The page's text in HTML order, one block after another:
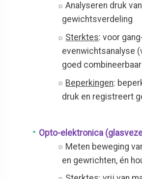
Analyseren druk
gewichtsverdeling
Sterktes: voor
evenwichtsanalyse
goed
Beperkingen:
druk en registreert
Opto-elektronica
Meten beweging
en gewrichten, én